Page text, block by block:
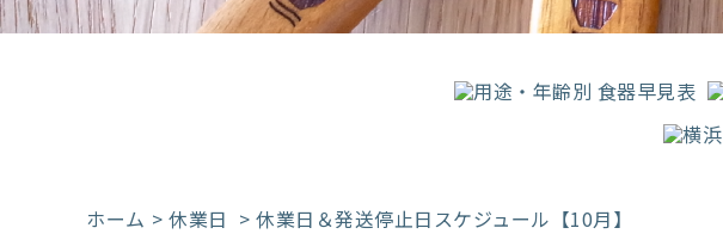
ホーム 休業日 > 休業日＆発送停止日スケジュール【10月】